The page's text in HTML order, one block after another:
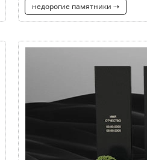
недорогие памятники ⇢